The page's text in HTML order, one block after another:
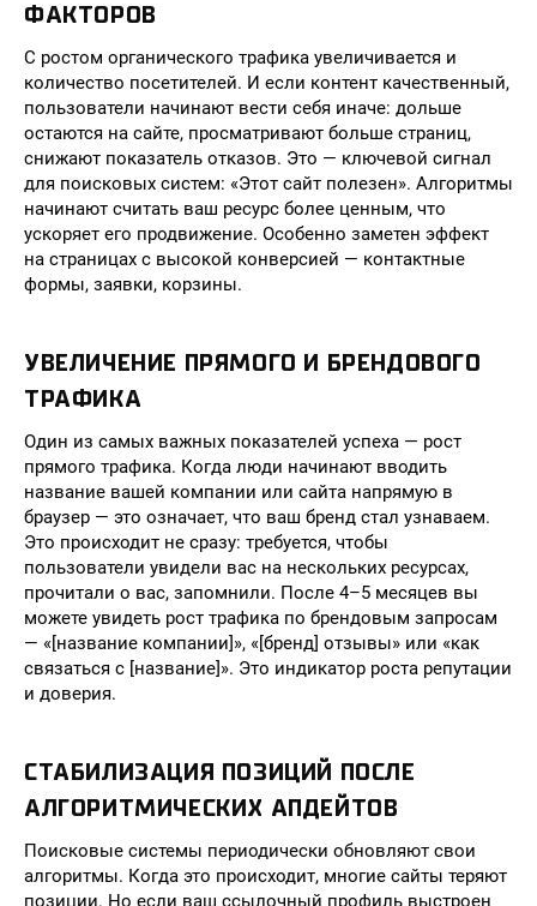
ФАКТОРОВ
С ростом органического трафика увеличивается и
количество посетителей. И если контент качественный,
пользователи начинают вести себя иначе: дольше
остаются на сайте, просматривают больше страниц,
снижают показатель отказов. Это — ключевой сигнал
для поисковых систем: «Этот сайт полезен». Алгоритмы
начинают считать ваш ресурс более ценным, что
ускоряет его продвижение. Особенно заметен эффект
на страницах с высокой конверсией — контактные
формы, заявки, корзины.
УВЕЛИЧЕНИЕ ПРЯМОГО И БРЕНДОВОГО
ТРАФИКА
Один из самых важных показателей успеха — рост
прямого трафика. Когда люди начинают вводить
название вашей компании или сайта напрямую в
браузер — это означает, что ваш бренд стал узнаваем.
Это происходит не сразу: требуется, чтобы
пользователи увидели вас на нескольких ресурсах,
прочитали о вас, запомнили. После 4–5 месяцев вы
можете увидеть рост трафика по брендовым запросам
— «[название компании]», «[бренд] отзывы» или «как
связаться с [название]». Это индикатор роста репутации
и доверия.
СТАБИЛИЗАЦИЯ ПОЗИЦИЙ ПОСЛЕ
АЛГОРИТМИЧЕСКИХ АПДЕЙТОВ
Поисковые системы периодически обновляют свои
алгоритмы. Когда это происходит, многие сайты теряют
позиции. Но если ваш ссылочный профиль выстроен